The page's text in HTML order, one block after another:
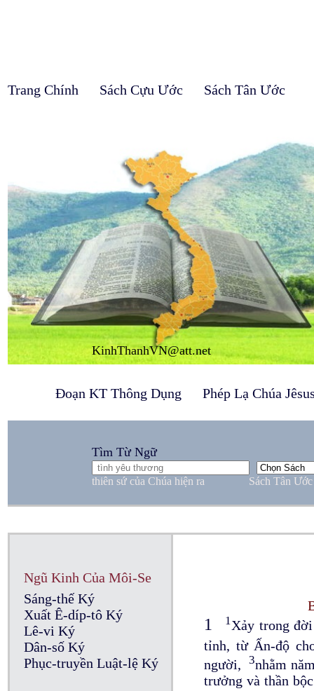
KinhThanhVN@att.net
Tìm Từ Ngữ
thiên sứ của Chúa hiện ra Sách Tân Ước
Đoạn KT Thông Dụng Phép Lạ Chúa
Trang Chính Sách Cựu Ước Sách Tân Ước
Ngũ Kinh Của Môi-Se
Sáng-thế Ký
Xuất Ê-díp-tô Ký
Lê-vi Ký
Dân-số Ký
Phục-truyền Luật-lệ Ký
1 1Xảy trong
tỉnh, từ Ấn-độ
người,3nhằm
trưởng và thần